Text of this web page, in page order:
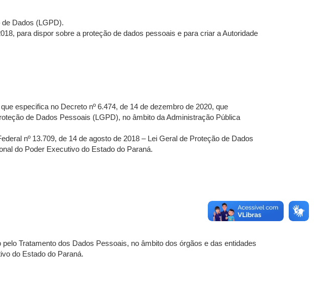
Dados (LGPD).
para dispor sobre a proteção de dados pessoais e para criar a Autoridade
especifica no Decreto nº 6.474, de 14 de dezembro de 2020, que
de Dados Pessoais (LGPD), no âmbito da Administração Pública
nº 13.709, de 14 de agosto de 2018 – Lei Geral de Proteção de Dados
do Poder Executivo do Estado do Paraná.
Tratamento dos Dados Pessoais, no âmbito dos órgãos e das entidades
do Estado do Paraná.